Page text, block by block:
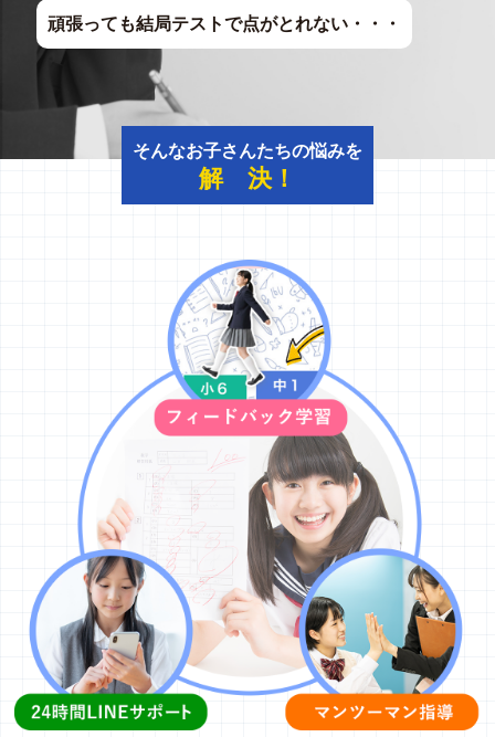
頑張っても結局テストで点がとれない・・・
そんなお子さんたちの悩みを
解 決！